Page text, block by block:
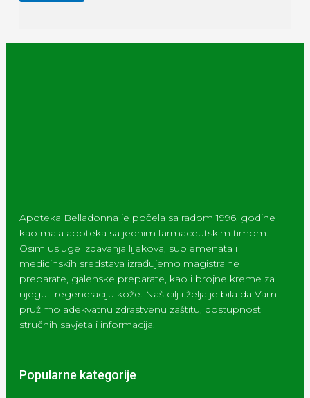
Apoteka Belladonna je počela sa radom 1996. godine
kao mala apoteka sa jednim farmaceutskim timom.
Osim usluge izdavanja lijekova, suplemenata i
medicinskih sredstava izrađujemo magistralne
preparate, galenske preparate, kao i brojne kreme za
njegu i regeneraciju kože. Naš cilj i želja je bila da Vam
pružimo adekvatnu zdrastvenu zaštitu, dostupnost
stručnih savjeta i informacija.
Popularne kategorije